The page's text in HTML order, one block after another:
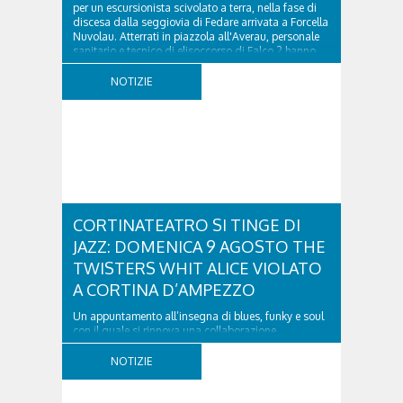
per un escursionista scivolato a terra, nella fase di
discesa dalla seggiovia di Fedare arrivata a Forcella
Nuvolau. Atterrati in piazzola all'Averau, personale
sanitario e tecnico di elisoccorso di Falco 2 hanno
raggiunto il 74enne di Teolo...
NOTIZIE
CORTINATEATRO SI TINGE DI
JAZZ: DOMENICA 9 AGOSTO THE
TWISTERS WHIT ALICE VIOLATO
A CORTINA D’AMPEZZO
Un appuntamento all’insegna di blues, funky e soul
con il quale si rinnova una collaborazione
collaudata, quella con il Dolomiti Blues&Soul
Festival. Domenica 9 agosto alle 18.00 in piazza
NOTIZIE